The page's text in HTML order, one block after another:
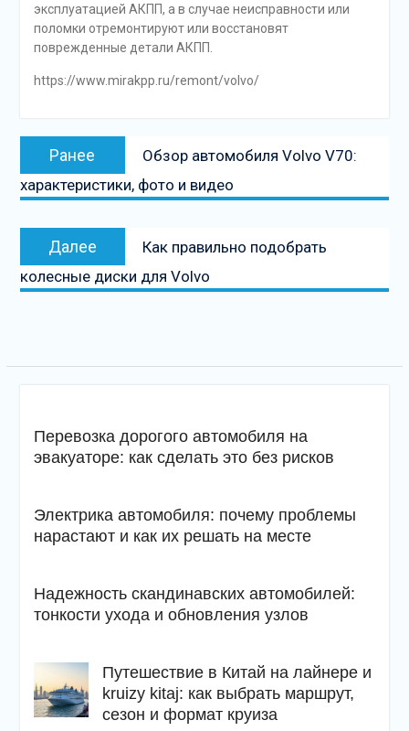
эксплуатацией АКПП, а в случае неисправности или
поломки отремонтируют или восстановят
поврежденные детали АКПП.
https://www.mirakpp.ru/remont/volvo/
Навигация
записям
Ранее
Предыдущая
запись:
Обзор автомобиля Volvo V70:
характеристики, фото и видео
Далее
Следующая
запись
Как правильно подобрать
колесные диски для Volvo
Перевозка дорогого автомобиля на
эвакуаторе: как сделать это без рисков
Электрика автомобиля: почему проблемы
нарастают и как их решать на месте
Надежность скандинавских автомобилей:
тонкости ухода и обновления узлов
Путешествие в Китай на лайнере и
kruizy kitaj: как выбрать маршрут,
сезон и формат круиза